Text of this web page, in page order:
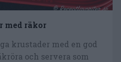
med räkor
krustader med en god
och servera som